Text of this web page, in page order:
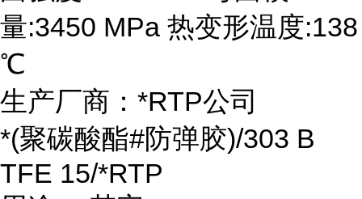
量:3450 MPa 热变形温度:138
℃
生产厂商：*RTP公司
*(聚碳酸酯#防弹胶)/303 B
TFE 15/*RTP